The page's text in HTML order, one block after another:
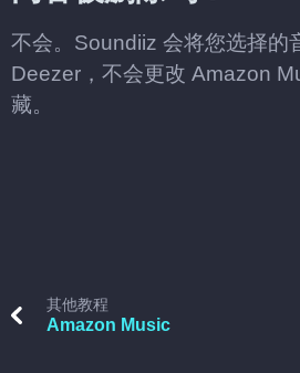
不会。Soundiiz 会将您选择的
Deezer，不会更改 Amazon
藏。
其他教程
Amazon Music